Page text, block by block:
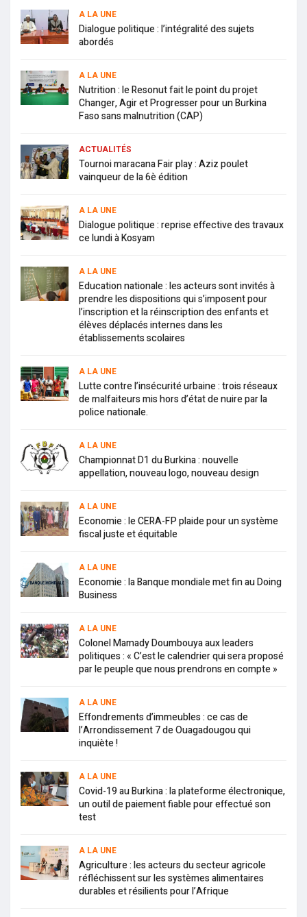
A LA UNE
Dialogue politique : l’intégralité des sujets
abordés
A LA UNE
Nutrition : le Resonut fait le point du projet
Changer, Agir et Progresser pour un Burkina
Faso sans malnutrition (CAP)
ACTUALITÉS
Tournoi maracana Fair play : Aziz poulet
vainqueur de la 6è édition
A LA UNE
Dialogue politique : reprise effective des travaux
ce lundi à Kosyam
A LA UNE
Education nationale : les acteurs sont invités à
prendre les dispositions qui s’imposent pour
l’inscription et la réinscription des enfants et
élèves déplacés internes dans les
établissements scolaires
A LA UNE
Lutte contre l’insécurité urbaine : trois réseaux
de malfaiteurs mis hors d’état de nuire par la
police nationale.
A LA UNE
Championnat D1 du Burkina : nouvelle
appellation, nouveau logo, nouveau design
A LA UNE
Economie : le CERA-FP plaide pour un système
fiscal juste et équitable
A LA UNE
Economie : la Banque mondiale met fin au Doing
Business
A LA UNE
Colonel Mamady Doumbouya aux leaders
politiques : « C’est le calendrier qui sera proposé
par le peuple que nous prendrons en compte »
A LA UNE
Effondrements d’immeubles : ce cas de
l’Arrondissement 7 de Ouagadougou qui
inquiète !
A LA UNE
Covid-19 au Burkina : la plateforme électronique,
un outil de paiement fiable pour effectué son
test
A LA UNE
Agriculture : les acteurs du secteur agricole
réfléchissent sur les systèmes alimentaires
durables et résilients pour l’Afrique